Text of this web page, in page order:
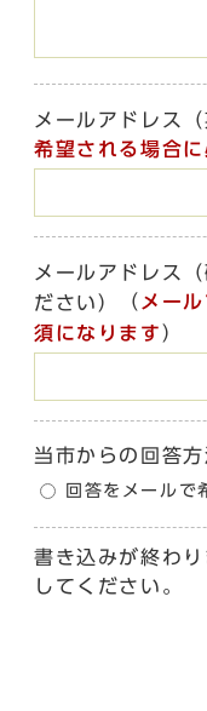
メールアドレス（
希望される場合
メールアドレス
ださい）
（ メー
須になります ）
当市からの回答方
回答をメールで
書き込みが終わ
してください。